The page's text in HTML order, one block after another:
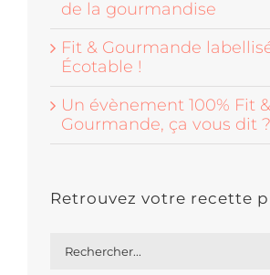
de la gourmandise
Fit & Gourmande
Écotable !
Un évènement 100% Fit &
Gourmande, ça vous dit ?
Retrouvez votre recette